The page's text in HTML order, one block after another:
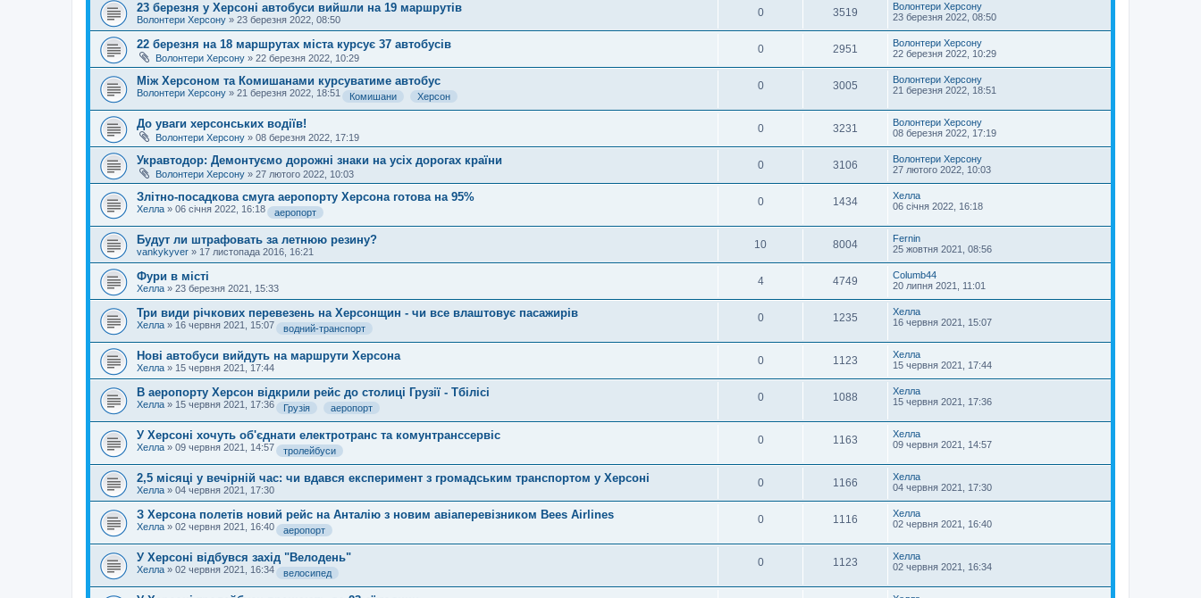
23 березня у Херсоні автобуси вийшли на 19 маршрутів
Волонтери Херсону » 23 березня 2022, 08:50
0 3519
Волонтери Херсону
23 березня 2022, 08:50
22 березня на 18 маршрутах міста курсує 37 автобусів
Волонтери Херсону » 22 березня 2022, 10:29
0 2951
Волонтери Херсону
22 березня 2022, 10:29
Між Херсоном та Комишанами курсуватиме автобус
Волонтери Херсону » 21 березня 2022, 18:51 Комишани Херсон
0 3005
Волонтери Херсону
21 березня 2022, 18:51
До уваги херсонських водіїв!
Волонтери Херсону » 08 березня 2022, 17:19
0 3231
Волонтери Херсону
08 березня 2022, 17:19
Укравтодор: Демонтуємо дорожні знаки на усіх дорогах країни
Волонтери Херсону » 27 лютого 2022, 10:03
0 3106
Волонтери Херсону
27 лютого 2022, 10:03
Злітно-посадкова смуга аеропорту Херсона готова на 95%
Хелла » 06 січня 2022, 16:18 аеропорт
0 1434
Хелла
06 січня 2022, 16:18
Будут ли штрафовать за летнюю резину?
vankykyver » 17 листопада 2016, 16:21
10 8004
Fernin
25 жовтня 2021, 08:56
Фури в місті
Хелла » 23 березня 2021, 15:33
4 4749
Columb44
20 липня 2021, 11:01
Три види річкових перевезень на Херсонщин - чи все влаштовує пасажирів
Хелла » 16 червня 2021, 15:07 водний-транспорт
0 1235
Хелла
16 червня 2021, 15:07
Нові автобуси вийдуть на маршрути Херсона
Хелла » 15 червня 2021, 17:44
0 1123
Хелла
15 червня 2021, 17:44
В аеропорту Херсон відкрили рейс до столиці Грузії - Тбілісі
Хелла » 15 червня 2021, 17:36 Грузія аеропорт
0 1088
Хелла
15 червня 2021, 17:36
У Херсоні хочуть об'єднати електротранс та комунтранссервіс
Хелла » 09 червня 2021, 14:57 тролейбуси
0 1163
Хелла
09 червня 2021, 14:57
2,5 місяці у вечірній час: чи вдався експеримент з громадським транспортом у Херсоні
Хелла » 04 червня 2021, 17:30
0 1166
Хелла
04 червня 2021, 17:30
З Херсона полетів новий рейс на Анталію з новим авіаперевізником Bees Airlines
Хелла » 02 червня 2021, 16:40 аеропорт
0 1116
Хелла
02 червня 2021, 16:40
У Херсоні відбувся захід "Велодень"
Хелла » 02 червня 2021, 16:34 велосипед
0 1123
Хелла
02 червня 2021, 16:34